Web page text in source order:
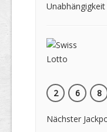
2
6 8
Nächster